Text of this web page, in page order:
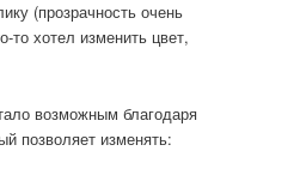
(прозрачность очень
то хотел изменить цвет,
возможным благодаря
позволяет изменять: